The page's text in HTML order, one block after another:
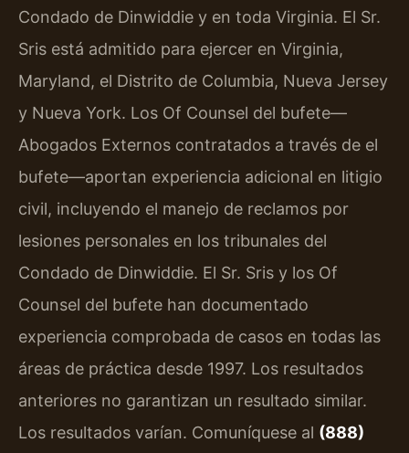
Condado de Dinwiddie y en toda Virginia. El Sr.
Sris está admitido para ejercer en Virginia,
Maryland, el Distrito de Columbia, Nueva Jersey
y Nueva York. Los Of Counsel del bufete—
Abogados Externos contratados a través de el
bufete—aportan experiencia adicional en litigio
civil, incluyendo el manejo de reclamos por
lesiones personales en los tribunales del
Condado de Dinwiddie. El Sr. Sris y los Of
Counsel del bufete han documentado
experiencia comprobada de casos en todas las
áreas de práctica desde 1997. Los resultados
anteriores no garantizan un resultado similar.
Los resultados varían. Comuníquese al (888)